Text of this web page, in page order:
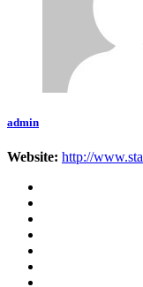
admin
Website: http://